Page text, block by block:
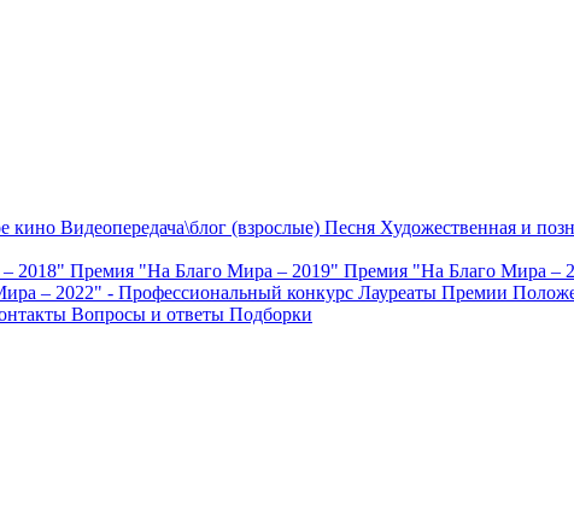
кино Видеопередача\блог (взрослые) Песня Художественная и
2018" Премия "На Благо Мира – 2019" Премия "На Благо Мира –
– 2022" - Профессиональный конкурс Лауреаты Премии
Вопросы и ответы Подборки